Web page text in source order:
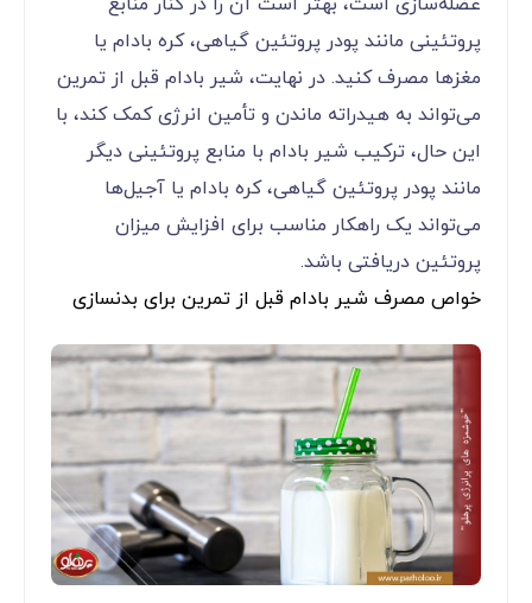
پروتئینی مانند پودر پروتئین گیاهی، کره بادام یا
مغزها مصرف کنید. در نهایت، شیر بادام قبل از تمرین
می‌تواند به هیدراته ماندن و تأمین انرژی کمک کند، با
این حال، ترکیب شیر بادام با منابع پروتئینی دیگر
مانند پودر پروتئین گیاهی، کره بادام یا آجیل‌ها
می‌تواند یک راهکار مناسب برای افزایش میزان
پروتئین دریافتی باشد.
خواص مصرف شیر بادام قبل از تمرین برای بدنسازی